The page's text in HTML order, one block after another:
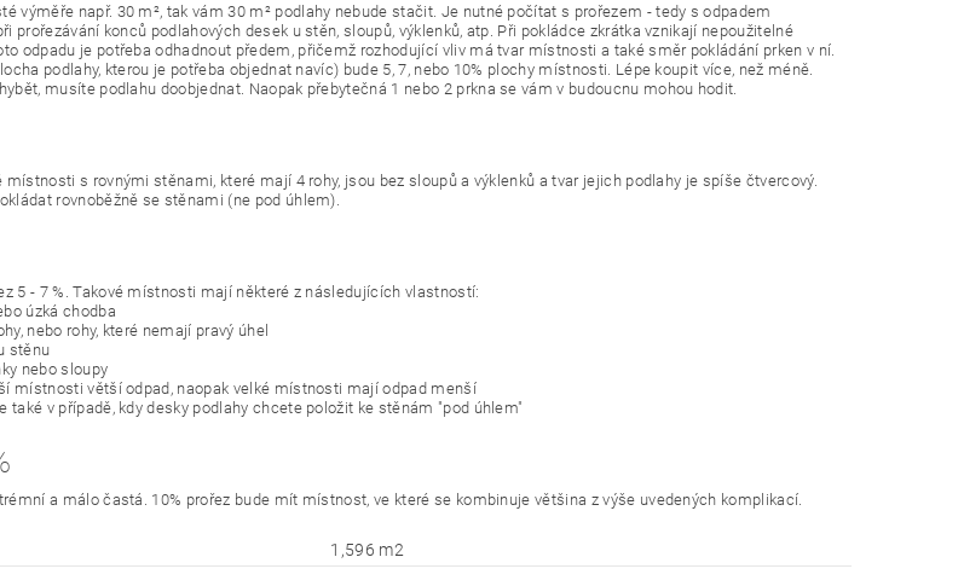
výměře např. 30 m², tak vám 30 m² podlahy nebude stačit. Je nutné počítat s prořezem - tedy s odpadem
prořezávání konců podlahových desek u stěn, sloupů, výklenků, atp. Při pokládce zkrátka vznikají nepoužitelné
odpadu je potřeba odhadnout předem, přičemž rozhodující vliv má tvar místnosti a také směr pokládání prken v ní.
podlahy, kterou je potřeba objednat navíc) bude 5, 7, nebo 10% plochy místnosti. Lépe koupit více, než méně.
musíte podlahu doobjednat. Naopak přebytečná 1 nebo 2 prkna se vám v budoucnu mohou hodit.
s rovnými stěnami, které mají 4 rohy, jsou bez sloupů a výklenků a tvar jejich podlahy je spíše čtvercový.
rovnoběžně se stěnami (ne pod úhlem).
5 - 7 %. Takové místnosti mají některé z následujících vlastností:
úzká chodba
nebo rohy, které nemají pravý úhel
stěnu
nebo sloupy
místnosti větší odpad, naopak velké místnosti mají odpad menší
také v případě, kdy desky podlahy chcete položit ke stěnám "pod úhlem"
a málo častá. 10% prořez bude mít místnost, ve které se kombinuje většina z výše uvedených komplikací.
1,596 m2